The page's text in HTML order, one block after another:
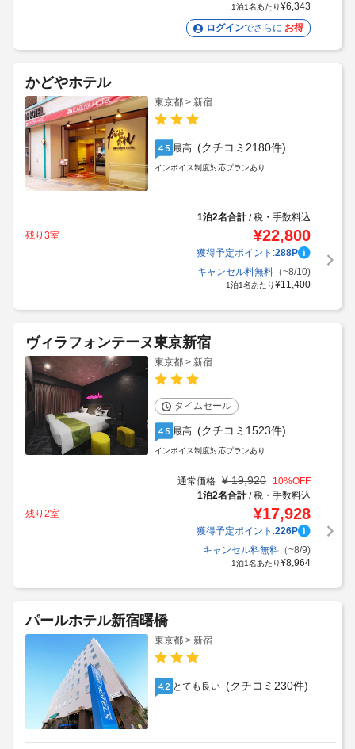
1泊1名あたり¥6,343
ログインでさらに お得
かどやホテル
東京都 > 新宿
4.5 最高 (クチコミ2180件)
インボイス制度対応プランあり
1泊2名合計/税・手数料込
残り3室
¥22,800
獲得予定ポイント:288P
キャンセル料無料（~8/10)
1泊1名あたり¥11,400
ヴィラフォンテーヌ東京新宿
東京都 > 新宿
タイムセール
4.5 最高 (クチコミ1523件)
インボイス制度対応プランあり
通常価格 ¥ 19,920 10%OFF
1泊2名合計/税・手数料込
残り2室
¥17,928
獲得予定ポイント:226P
キャンセル料無料（~8/9)
1泊1名あたり¥8,964
パールホテル新宿曙橋
東京都 > 新宿
4.2 とても良い (クチコミ230件)